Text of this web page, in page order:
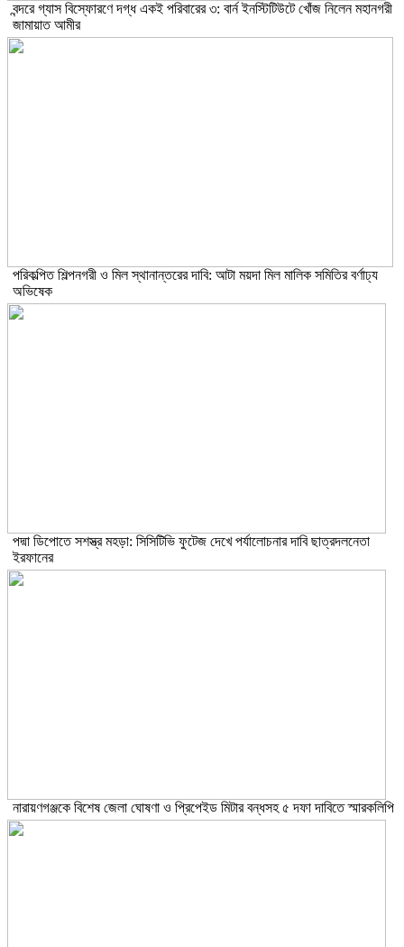
বন্দরে গ্যাস বিস্ফোরণে দগ্ধ একই পরিবারের ৩: বার্ন ইনস্টিটিউটে খোঁজ নিলেন মহানগরী
জামায়াত আমীর
পরিকল্পিত শিল্পনগরী ও মিল স্থানান্তরের দাবি: আটা ময়দা মিল মালিক সমিতির বর্ণাঢ্য
অভিষেক
পদ্মা ডিপোতে সশস্ত্র মহড়া: সিসিটিভি ফুটেজ দেখে পর্যালোচনার দাবি ছাত্রদলনেতা
ইরফানের
নারায়ণগঞ্জকে বিশেষ জেলা ঘোষণা ও প্রিপেইড মিটার বন্ধসহ ৫ দফা দাবিতে স্মারকলিপি